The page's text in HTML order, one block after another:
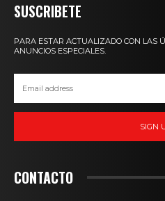
SUSCRIBETE
PARA ESTAR ACTUALIZADO CON LAS
ANUNCIOS ESPECIALES.
SIGN
CONTACTO